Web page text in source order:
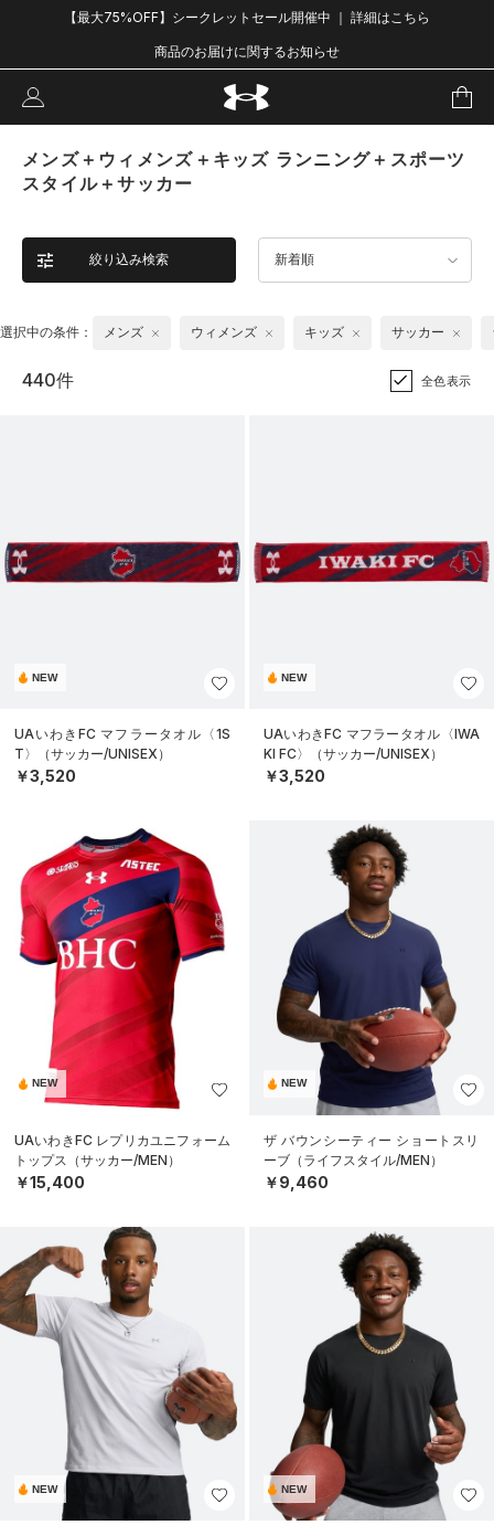
【最大75%OFF】シークレットセール開催中 ｜ 詳細はこちら
商品のお届けに関するお知らせ
メンズ＋ウィメンズ＋キッズ ランニング＋スポーツ
スタイル＋サッカー
絞り込み検索 新着順
選択中の条件： メンズ ウィメンズ キッズ サッカー
440件 全色表示
NEW
UAいわきFC マフラータオル〈1S
T〉（サッカー/UNISEX）
￥3,520
NEW
UAいわきFC マフラータオル〈IWA
KI FC〉（サッカー/UNISEX）
￥3,520
NEW
UAいわきFC レプリカユニフォーム
トップス（サッカー/MEN）
￥15,400
NEW
ザ バウンシーティー ショートスリ
ーブ（ライフスタイル/MEN）
￥9,460
NEW NEW